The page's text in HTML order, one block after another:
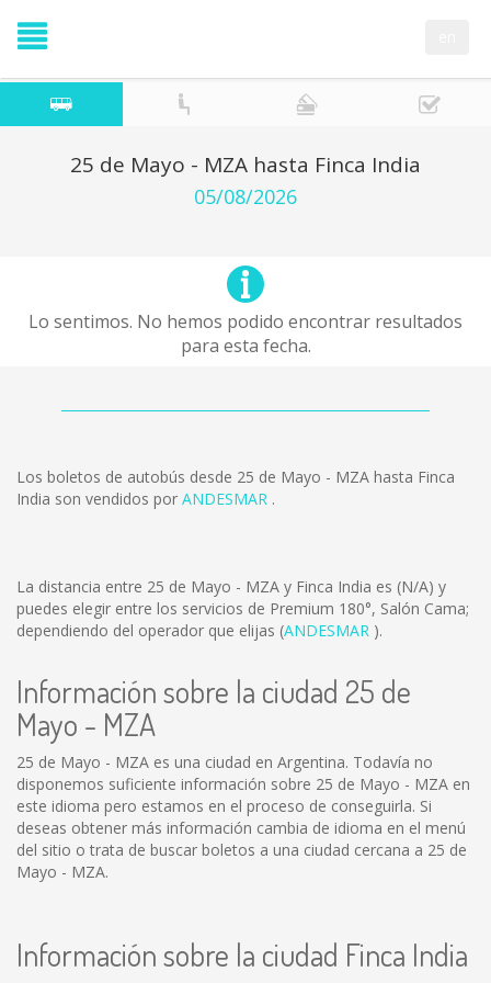
25 de Mayo - MZA hasta Finca India
05/08/2026
Lo sentimos. No hemos podido encontrar resultados
para esta fecha.
Los boletos de autobús desde 25 de Mayo - MZA hasta Finca
India son vendidos por ANDESMAR .
La distancia entre 25 de Mayo - MZA y Finca India es (N/A) y
puedes elegir entre los servicios de Premium 180°, Salón Cama;
dependiendo del operador que elijas (ANDESMAR ).
Información sobre la ciudad 25 de
Mayo - MZA
25 de Mayo - MZA es una ciudad en Argentina. Todavía no
disponemos suficiente información sobre 25 de Mayo - MZA en
este idioma pero estamos en el proceso de conseguirla. Si
deseas obtener más información cambia de idioma en el menú
del sitio o trata de buscar boletos a una ciudad cercana a 25 de
Mayo - MZA.
Información sobre la ciudad Finca India